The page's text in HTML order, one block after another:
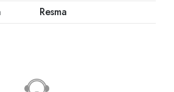
Resma